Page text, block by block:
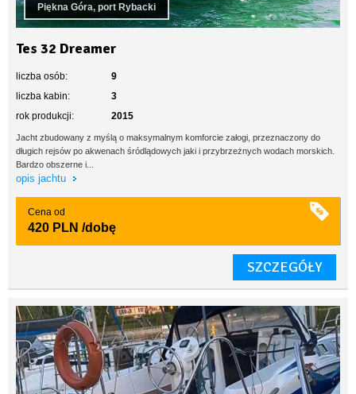
Piękna Góra, port Rybacki
Tes 32 Dreamer
liczba osób:
9
liczba kabin:
3
rok produkcji:
2015
Jacht zbudowany z myślą o maksymalnym komforcie załogi, przeznaczony do
długich rejsów po akwenach śródlądowych jaki i przybrzeżnych wodach morskich.
Bardzo obszerne i...
opis jachtu
Cena od
420 PLN /dobę
SZCZEGÓŁY